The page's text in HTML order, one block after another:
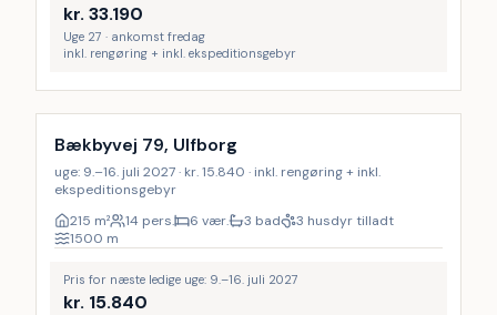
kr. 33.190
Uge 27 · ankomst fredag
inkl. rengøring + inkl. ekspeditionsgebyr
Inkl. rengøring
Bækbyvej 79, Ulfborg
uge: 9.–16. juli 2027 · kr. 15.840 · inkl. rengøring + inkl.
ekspeditionsgebyr
215 m² 14 pers. 6 vær. 3 bad
3 husdyr tilladt
1500 m
Pris for næste ledige uge: 9.–16. juli 2027
kr. 15.840